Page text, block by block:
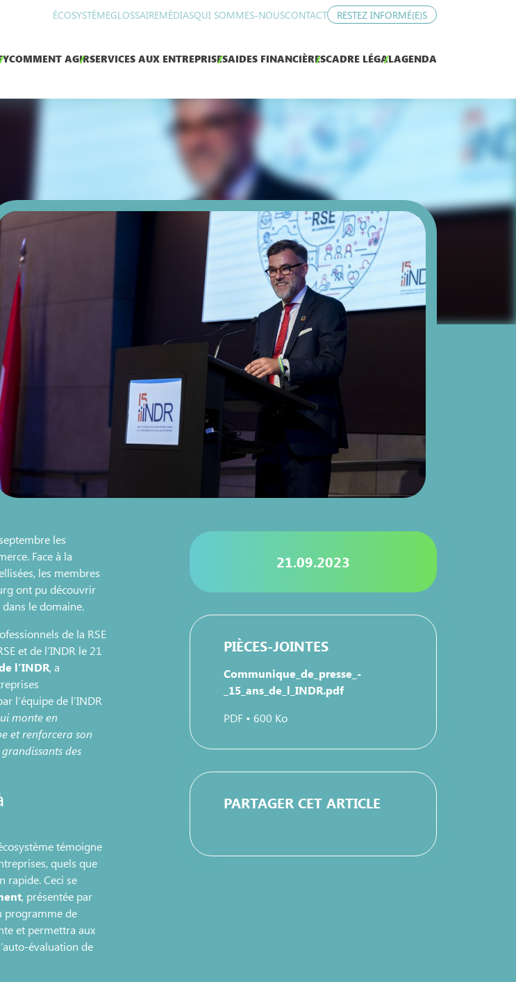
ÉCOSYSTÈMEGLOSSAIREMÉDIASQUI SOMMES-NOUSCONTACT RESTEZ INFORMÉ(E)S
COMMENT AGIRSERVICES AUX ENTREPRISESAIDES FINANCIÈRESCADRE LÉGALAGENDA
les
Face à la
les membres
ont pu découvrir
dans le domaine.
de la RSE
et de l’INDR le 21
l’INDR, a
l’équipe de l’INDR
monte en
et renforcera son
des
témoigne
quels que
rapide. Ceci se
, présentée par
programme de
et permettra aux
évaluation de
21.09.2023
PIÈCES-JOINTES
Communique_de_presse_-
_15_ans_de_l_INDR.pdf
PDF • 600 Ko
PARTAGER CET ARTICLE